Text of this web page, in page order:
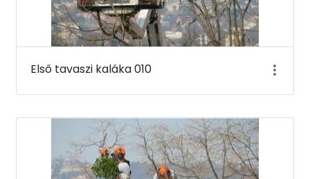
Első tavaszi kaláka 010